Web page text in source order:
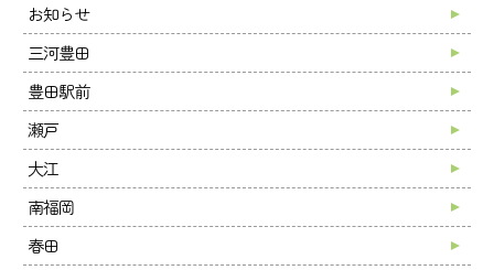
お知らせ
三河豊田
豊田駅前
瀬戸
大江
南福岡
春田
トップ
夢尊ワークスとは
事業所紹介
ご利用案内
お知らせ